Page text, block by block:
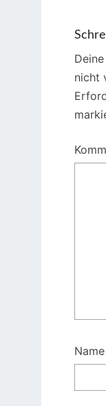
nicht
Name